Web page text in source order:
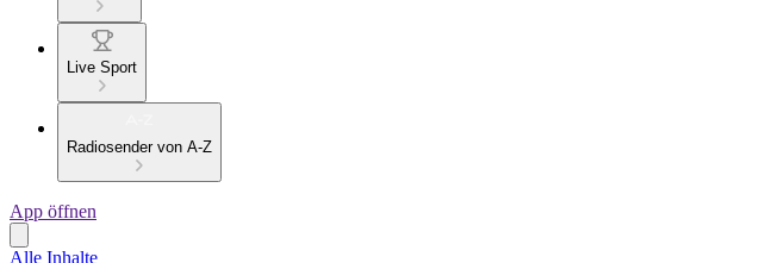
Live Sport
Radiosender von A-Z
App öffnen
Alle Inhalte